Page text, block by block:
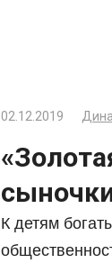
02.12.2019
К детям